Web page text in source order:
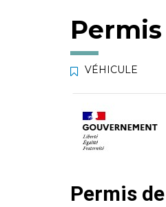
VÉHICULE
Permis